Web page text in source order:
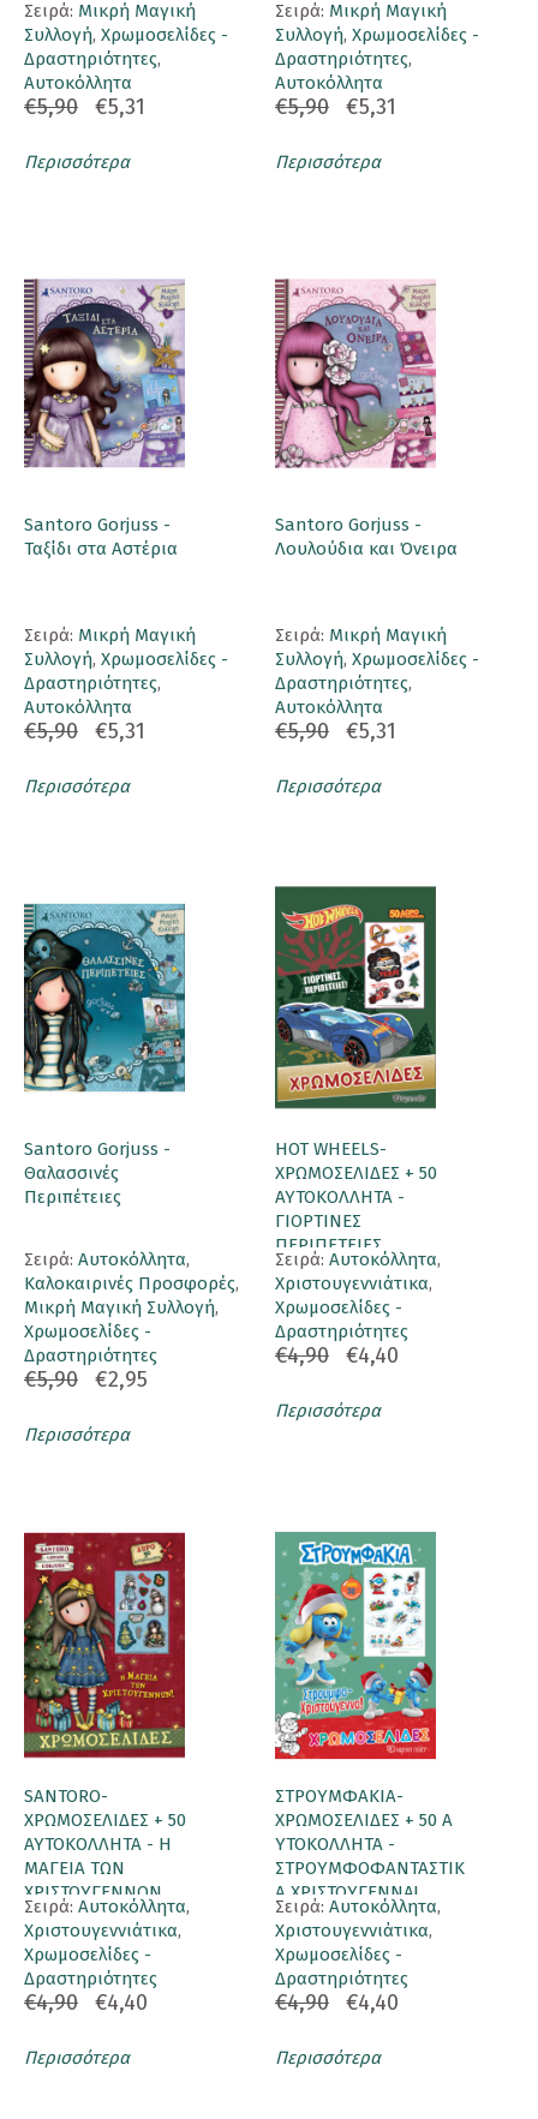
Σειρά: Μικρή Μαγική
Συλλογή, Χρωμοσελίδες -
Δραστηριότητες,
Αυτοκόλλητα
€5,90 €5,31
Περισσότερα
Σειρά: Μικρή Μαγική
Συλλογή, Χρωμοσελίδες -
Δραστηριότητες,
Αυτοκόλλητα
€5,90 €5,31
Περισσότερα
Santoro Gorjuss -
Ταξίδι στα Αστέρια
Σειρά: Μικρή Μαγική
Συλλογή, Χρωμοσελίδες -
Δραστηριότητες,
Αυτοκόλλητα
€5,90 €5,31
Περισσότερα
Santoro Gorjuss -
Λουλούδια και Όνειρα
Σειρά: Μικρή Μαγική
Συλλογή, Χρωμοσελίδες -
Δραστηριότητες,
Αυτοκόλλητα
€5,90 €5,31
Περισσότερα
Santoro Gorjuss -
Θαλασσινές
Περιπέτειες
Σειρά: Αυτοκόλλητα,
Καλοκαιρινές Προσφορές,
Μικρή Μαγική Συλλογή,
Χρωμοσελίδες -
Δραστηριότητες
€5,90 €2,95
Περισσότερα
HOT WHEELS-
ΧΡΩΜΟΣΕΛΙΔΕΣ + 50
ΑΥΤΟΚΟΛΛΗΤΑ -
ΓΙΟΡΤΙΝΕΣ
ΠΕΡΙΠΕΤΕΙΕΣ
Σειρά: Αυτοκόλλητα,
Χριστουγεννιάτικα,
Χρωμοσελίδες -
Δραστηριότητες
€4,90 €4,40
Περισσότερα
SANTORO-
ΧΡΩΜΟΣΕΛΙΔΕΣ + 50
ΑΥΤΟΚΟΛΛΗΤΑ - Η
ΜΑΓΕΙΑ ΤΩΝ
ΧΡΙΣΤΟΥΓΕΝΝΩΝ
Σειρά: Αυτοκόλλητα,
Χριστουγεννιάτικα,
Χρωμοσελίδες -
Δραστηριότητες
€4,90 €4,40
Περισσότερα
ΣΤΡΟΥΜΦΑΚΙΑ-
ΧΡΩΜΟΣΕΛΙΔΕΣ + 50 Α
ΥΤΟΚΟΛΛΗΤΑ -
ΣΤΡΟΥΜΦΟΦΑΝΤΑΣΤΙΚ
Α ΧΡΙΣΤΟΥΓΕΝΝΑ!
Σειρά: Αυτοκόλλητα,
Χριστουγεννιάτικα,
Χρωμοσελίδες -
Δραστηριότητες
€4,90 €4,40
Περισσότερα